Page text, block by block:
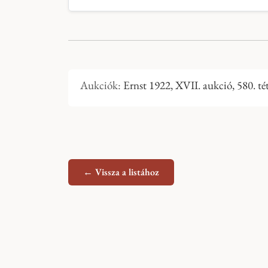
Aukciók: Ernst 1922, XVII. aukció, 580.
← Vissza a listához